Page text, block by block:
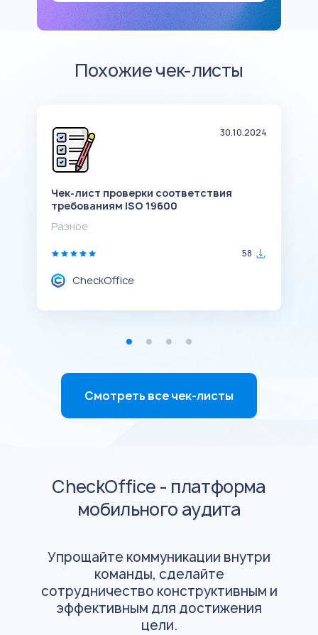
Похожие чек-листы
30.10.2024
Чек-лист проверки соответствия
требованиям ISO 19600
Разное
58
CheckOffice
Смотреть все чек-листы
CheckOffice - платформа
мобильного аудита
Упрощайте коммуникации внутри
команды, сделайте
сотрудничество конструктивным и
эффективным для достижения
цели.